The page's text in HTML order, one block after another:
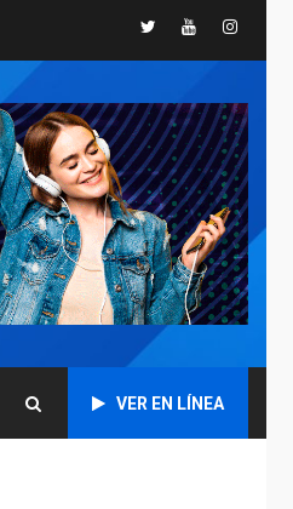
TwitterYoutube
VER EN LÍNEA
TITULARES
CNP plantea incluir
Libertad de Expresión
en agenda de
negociación con
comisión de AN 2015
DESTACADOS
NACIONALES
ÚLTIMA HORA
Gobierno nacional y
regional nos
respaldaron desde el
primer momento tras
asegura Gustavo
Duque